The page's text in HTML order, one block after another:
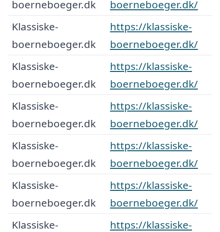
boerneboeger.dk
boerneboeger.dk/
Klassiske-
boerneboeger.dk
https://klassiske-
boerneboeger.dk/
Klassiske-
boerneboeger.dk
https://klassiske-
boerneboeger.dk/
Klassiske-
boerneboeger.dk
https://klassiske-
boerneboeger.dk/
Klassiske-
boerneboeger.dk
https://klassiske-
boerneboeger.dk/
Klassiske-
boerneboeger.dk
https://klassiske-
boerneboeger.dk/
Klassiske-
https://klassiske-